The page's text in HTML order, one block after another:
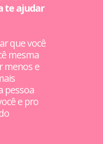
te ajudar
que você
mesma
menos e
pessoa
e pro